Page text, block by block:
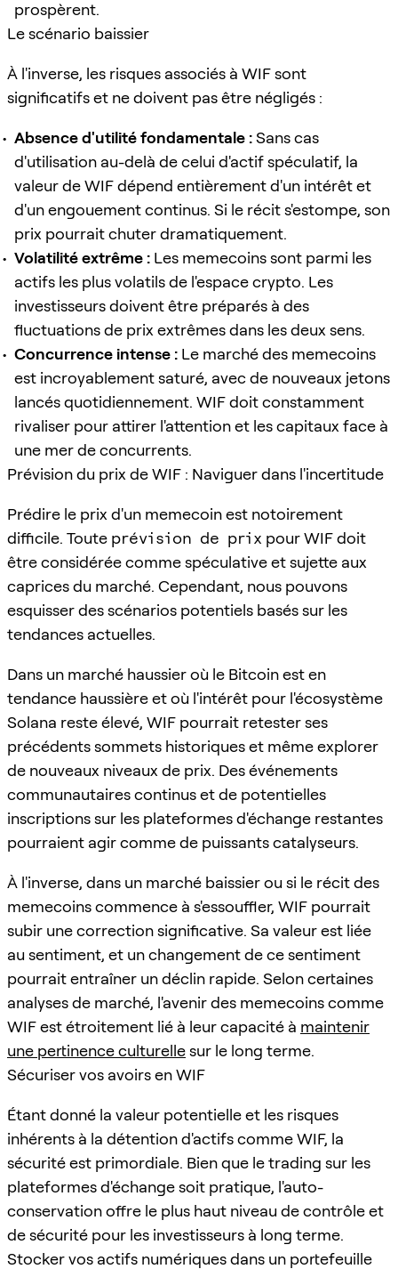
prospèrent.
Le scénario baissier
À l'inverse, les risques associés à WIF sont
significatifs et ne doivent pas être négligés :
Absence d'utilité fondamentale :Sans cas
d'utilisation au-delà de celui d'actif spéculatif, la
valeur de WIF dépend entièrement d'un intérêt et
d'un engouement continus. Si le récit s'estompe, son
prix pourrait chuter dramatiquement.
Volatilité extrême : Les memecoins sont parmi les
actifs les plus volatils de l'espace crypto. Les
investisseurs doivent être préparés à des
fluctuations de prix extrêmes dans les deux sens.
Concurrence intense : Le marché des memecoins
est incroyablement saturé, avec de nouveaux jetons
lancés quotidiennement. WIF doit constamment
rivaliser pour attirer l'attention et les capitaux face à
une mer de concurrents.
Prévision du prix de WIF : Naviguer dans l'incertitude
Prédire le prix d'un memecoin est notoirement
difficile. Toute prévision de prix pour WIF doit
être considérée comme spéculative et sujette aux
caprices du marché. Cependant, nous pouvons
esquisser des scénarios potentiels basés sur les
tendances actuelles.
Dans un marché haussier où le Bitcoin est en
tendance haussière et où l'intérêt pour l'écosystème
Solana reste élevé, WIF pourrait retester ses
précédents sommets historiques et même explorer
de nouveaux niveaux de prix. Des événements
communautaires continus et de potentielles
inscriptions sur les plateformes d'échange restantes
pourraient agir comme de puissants catalyseurs.
À l'inverse, dans un marché baissier ou si le récit des
memecoins commence à s'essouffler, WIF pourrait
subir une correction significative. Sa valeur est liée
au sentiment, et un changement de ce sentiment
pourrait entraîner un déclin rapide. Selon certaines
analyses de marché, l'avenir des memecoins comme
WIF est étroitement lié à leur capacité à maintenir
une pertinence culturellesur le long terme.
Sécuriser vos avoirs en WIF
Étant donné la valeur potentielle et les risques
inhérents à la détention d'actifs comme WIF, la
sécurité est primordiale. Bien que le trading sur les
plateformes d'échange soit pratique, l'auto-
conservation offre le plus haut niveau de contrôle et
de sécurité pour les investisseurs à long terme.
Stocker vos actifs numériques dans un portefeuille